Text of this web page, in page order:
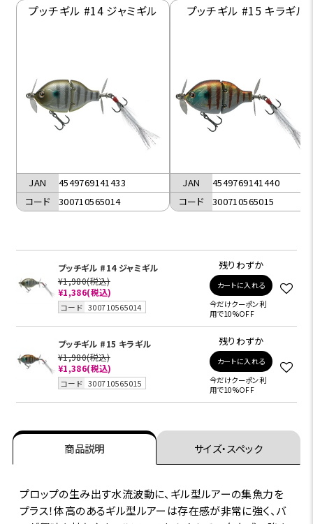
プッチギル #14 ジャミギル
JAN
4549769141433
コード
300710565014
プッチギル #15 キラギル
JAN
4549769141440
コード
300710565015
プッチギル #14 ジャミギル
¥1,980(税込)
¥1,386(税込)
コード 300710565014
残りわずか
カートに入れる
今だけクーポン利
用で10%OFF
プッチギル #15 キラギル
¥1,980(税込)
¥1,386(税込)
コード 300710565015
残りわずか
カートに入れる
今だけクーポン利
用で10%OFF
商品説明 サイズ・スペック
プロップの生み出す水流波動に、ギル型ルアーの集魚力を
プラス！体高のあるギル型ルアーは存在感が非常に強く、バ